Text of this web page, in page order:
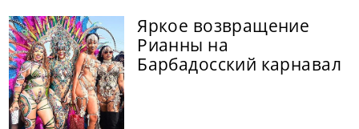
Яркое возвращение
Рианны на
Барбадосский карнавал